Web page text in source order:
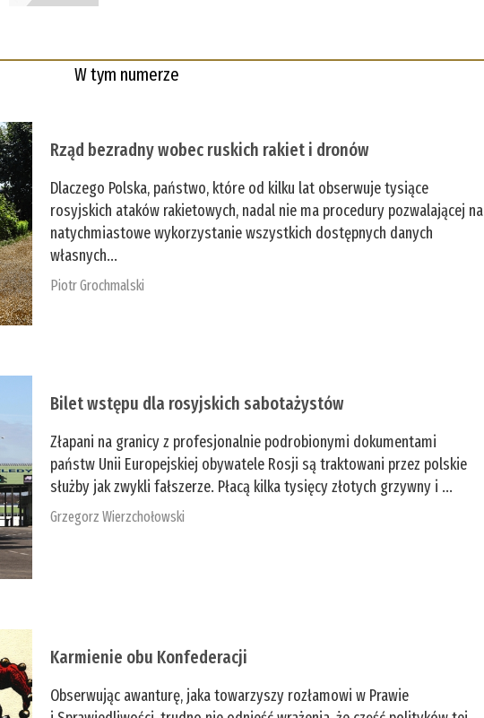
W tym numerze
Rząd bezradny wobec ruskich rakiet i dronów
Dlaczego Polska, państwo, które od kilku lat obserwuje tysiące
rosyjskich ataków rakietowych, nadal nie ma procedury pozwalającej na
natychmiastowe wykorzystanie wszystkich dostępnych danych
własnych...
Piotr Grochmalski
Bilet wstępu dla rosyjskich sabotażystów
Złapani na granicy z profesjonalnie podrobionymi dokumentami
państw Unii Europejskiej obywatele Rosji są traktowani przez polskie
służby jak zwykli fałszerze. Płacą kilka tysięcy złotych grzywny i ...
Grzegorz Wierzchołowski
Karmienie obu Konfederacji
Obserwując awanturę, jaka towarzyszy rozłamowi w Prawie